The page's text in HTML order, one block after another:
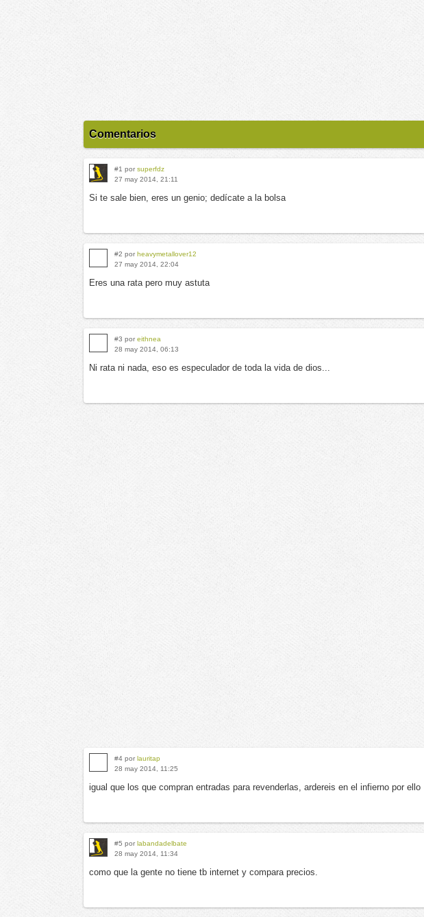
Comentarios
#1 por superfdz
27 may 2014, 21:11
Si te sale bien, eres un genio; dedícate a la bolsa
#2 por heavymetallover12
27 may 2014, 22:04
Eres una rata pero muy astuta
#3 por eithnea
28 may 2014, 06:13
Ni rata ni nada, eso es especulador de toda la vida de dios...
#4 por lauritap
28 may 2014, 11:25
igual que los que compran entradas para revenderlas, ardereis en el infierno por ello
#5 por labandadelbate
28 may 2014, 11:34
como que la gente no tiene tb internet y compara precios.